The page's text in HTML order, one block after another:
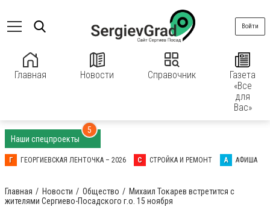
Главная Новости Справочник
Газета
«Все
для
Вас»
Войти
Наши спецпроекты
5
Г ГЕОРГИЕВСКАЯ ЛЕНТОЧКА – 2026 С СТРОЙКА И РЕМОНТ А АФИША
Главная Новости Общество
Михаил Токарев встретится с
жителями Сергиево-Посадского г.о. 15 ноября